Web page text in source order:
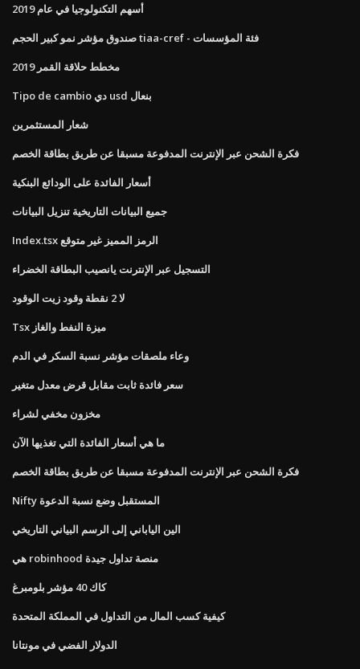
أسهم التكنولوجيا في عام 2019
صندوق مؤشر نمو كبير الحجم tiaa-cref - فئة المؤسسات
مخطط حلاقة القمر 2019
Tipo de cambio دي usd بنعال
شعار المستثمرين
فكرة الشحن عبر الإنترنت المدفوعة مسبقا عن طريق بطاقة الخصم
أسعار الفائدة على الودائع البنكية
جميع البيانات التاريخية تنزيل البيانات
Index.tsx الرمز المميز غير متوقع
التسجيل عبر الإنترنت يانصيب البطاقة الخضراء
لا 2 نقطة وقود زيت الوقود
Tsx ميزة النفط والغاز
وعاء ملصقات مؤشر نسبة السكر في الدم
سعر فائدة ثابت مقابل قرض معدل متغير
مخزون مخفي لشراء
ما هي أسعار الفائدة التي تغذيها الآن
فكرة الشحن عبر الإنترنت المدفوعة مسبقا عن طريق بطاقة الخصم
Nifty المستقبل وضع نسبة الدعوة
الين الياباني إلى الرسم البياني التاريخي
هي robinhood منصة تداول جيدة
كاك 40 مؤشر بلومبرغ
كيفية كسب المال من التداول في المملكة المتحدة
الدولار الفضي في مونتانا